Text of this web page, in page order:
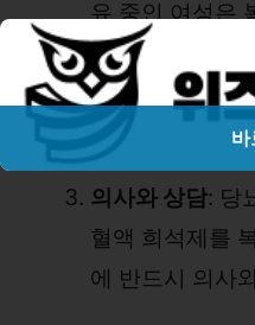
유 중인 여성은
의해야 합니다.
에게 영향을 미
요합니다.
의사와 상담: 당
혈액 희석제를
에 반드시 의사
바